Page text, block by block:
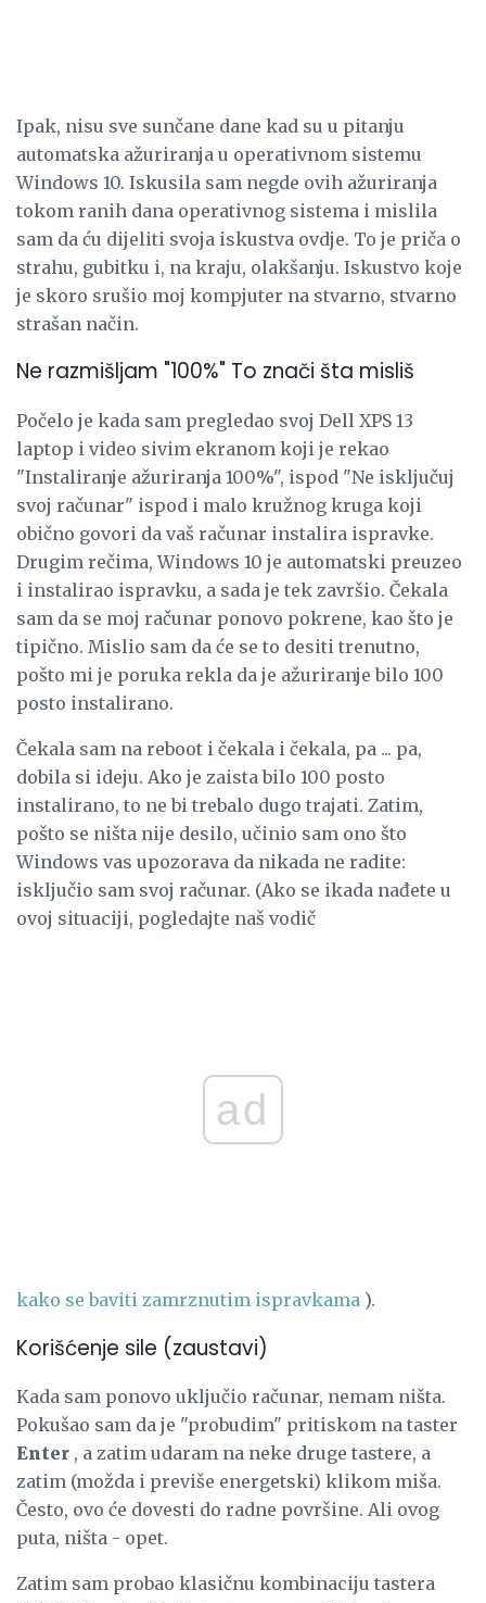
Ipak, nisu sve sunčane dane kad su u pitanju
automatska ažuriranja u operativnom sistemu
Windows 10. Iskusila sam negde ovih ažuriranja
tokom ranih dana operativnog sistema i mislila
sam da ću dijeliti svoja iskustva ovdje. To je priča o
strahu, gubitku i, na kraju, olakšanju. Iskustvo koje
je skoro srušio moj kompjuter na stvarno, stvarno
strašan način.
Ne razmišljam "100%" To znači šta misliš
Počelo je kada sam pregledao svoj Dell XPS 13
laptop i video sivim ekranom koji je rekao
"Instaliranje ažuriranja 100%", ispod "Ne isključuj
svoj računar" ispod i malo kružnog kruga koji
obično govori da vaš računar instalira ispravke.
Drugim rečima, Windows 10 je automatski preuzeo
i instalirao ispravku, a sada je tek završio. Čekala
sam da se moj računar ponovo pokrene, kao što je
tipično. Mislio sam da će se to desiti trenutno,
pošto mi je poruka rekla da je ažuriranje bilo 100
posto instalirano.
Čekala sam na reboot i čekala i čekala, pa ... pa,
dobila si ideju. Ako je zaista bilo 100 posto
instalirano, to ne bi trebalo dugo trajati. Zatim,
pošto se ništa nije desilo, učinio sam ono što
Windows vas upozorava da nikada ne radite:
isključio sam svoj računar. (Ako se ikada nađete u
ovoj situaciji, pogledajte naš vodič
ad
kako se baviti zamrznutim ispravkama ).
Korišćenje sile (zaustavi)
Kada sam ponovo uključio računar, nemam ništa.
Pokušao sam da je "probudim" pritiskom na taster
Enter , a zatim udaram na neke druge tastere, a
zatim (možda i previše energetski) klikom miša.
Često, ovo će dovesti do radne površine. Ali ovog
puta, ništa - opet.
Zatim sam probao klasičnu kombinaciju tastera